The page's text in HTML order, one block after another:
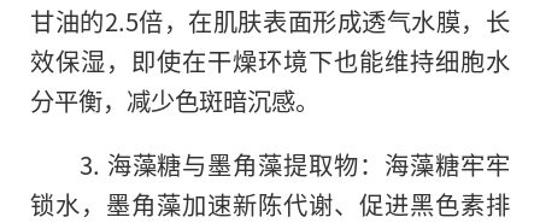
甘油的2.5倍，在肌肤表面形成透气水膜，长
效保湿，即使在干燥环境下也能维持细胞水
分平衡，减少色斑暗沉感。
3. 海藻糖与墨角藻提取物：海藻糖牢牢
锁水，墨角藻加速新陈代谢、促进黑色素排